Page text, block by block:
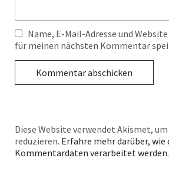
Name, E-Mail-Adresse und
für meinen nächsten Kommentar
Diese Website verwendet Akismet, um
reduzieren. Erfahre mehr darüber, wie
Kommentardaten verarbeitet werden.